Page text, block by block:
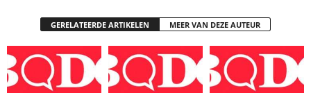
GERELATEERDE ARTIKELEN MEER VAN DEZE AUTEUR